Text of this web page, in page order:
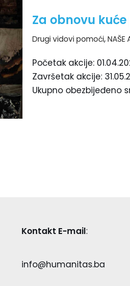
Za obnovu
Drugi vidovi pomoći,NAŠE
Početak akcije:
Završetak akcije:
Ukupno obezbijeđeno
Kontakt E-mail:
info@humanitas.ba